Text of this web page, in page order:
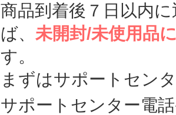
商品到着後７日以内
ば、 未開封/未使用品
す。
まずはサポートセン
サポートセンター電